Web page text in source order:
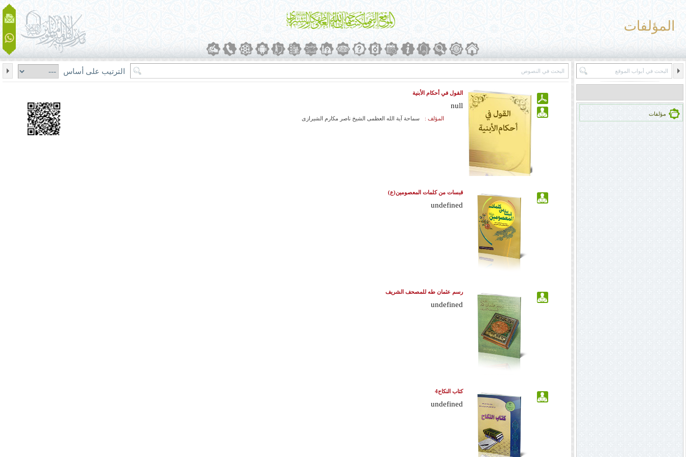
المؤلفات
مؤلفات
الترتيب على أساس
القول في أحكام الأبنية
null
المؤلف : سماحة آیة الله العظمی الشيخ ناصر مكارم الشيرازی
قبسات من كلمات المعصومين(ع)
undefined
رسم عثمان طه للمصحف الشريف
undefined
كتاب النكاح4
undefined